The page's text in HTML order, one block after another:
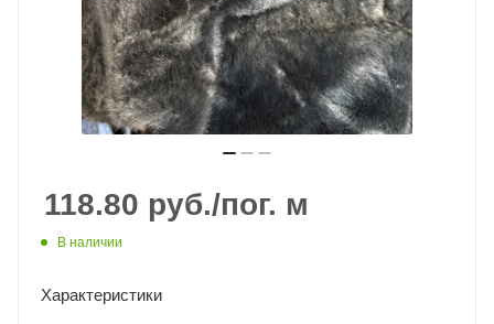
118.80 руб./пог. м
В наличии
Характеристики